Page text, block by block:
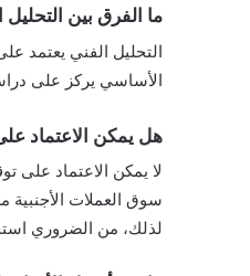
ما الفرق بين
التحليل الفني يعتمد
الأساسي يركز على
هل يمكن الاعتماد
لا يمكن الاعتماد
سوق العملات الأجنبية
لذلك، من الضروري